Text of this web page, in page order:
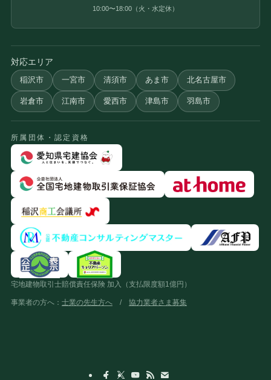
10:00〜18:00（火・水定休）
対応エリア
稲沢市 一宮市 清須市 あま市 北名古屋市
岩倉市 江南市 愛西市 津島市 羽島市
所属団体・認定資格
宅地建物取引士賠償責任保険 加入（支払限度額1億円）
事業者の方へ： 士業の先生方へ/ 協力業者さま募集